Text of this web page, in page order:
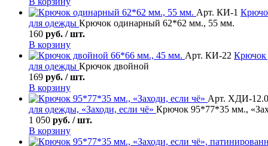
Арт. КИ-1
для одежды Крючок одинарный 62*62 мм., 55 мм.
160 руб. / шт.
В корзину
Арт. КИ-22 Крючок
для одежды Крючок двойной
169 руб. / шт.
В корзину
Арт. ХДИ-
для одежды, «Заходи, если чё» Крючок 95*77*35 мм.,
1 050 руб. / шт.
В корзину